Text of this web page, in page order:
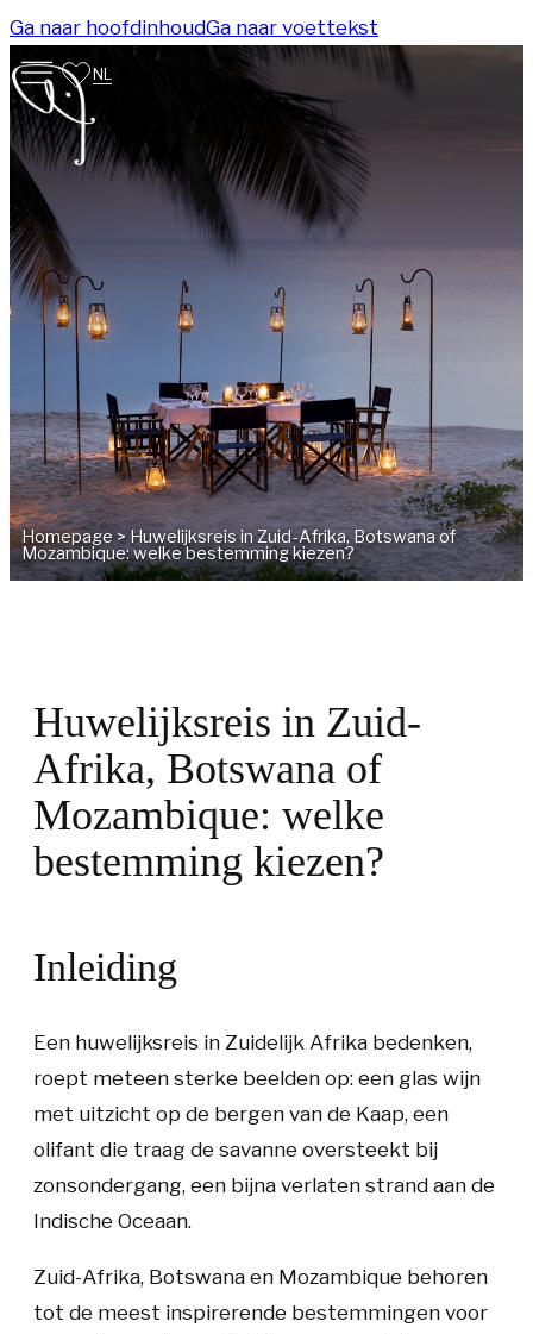
Ga naar hoofdinhoudGa naar voettekst
NL
Homepage> Huwelijksreis in Zuid-Afrika, Botswana of
Mozambique: welke bestemming kiezen?
Huwelijksreis in Zuid-
Afrika, Botswana of
Mozambique: welke
bestemming kiezen?
Inleiding
Een huwelijksreis in Zuidelijk Afrika bedenken,
roept meteen sterke beelden op: een glas wijn
met uitzicht op de bergen van de Kaap, een
olifant die traag de savanne oversteekt bij
zonsondergang, een bijna verlaten strand aan de
Indische Oceaan.
Zuid-Afrika, Botswana en Mozambique behoren
tot de meest inspirerende bestemmingen voor